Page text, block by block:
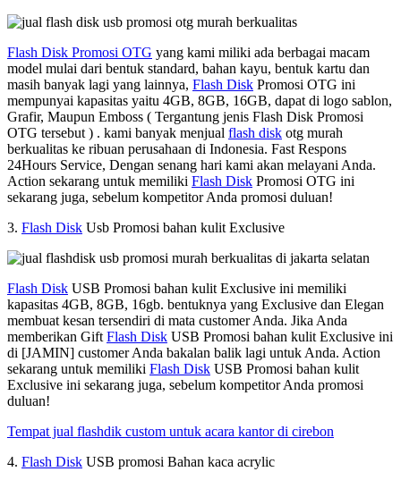
Flash Disk Promosi OTG yang kami miliki ada berbagai macam
model mulai dari bentuk standard, bahan kayu, bentuk kartu dan
masih banyak lagi yang lainnya, Flash Disk Promosi OTG ini
mempunyai kapasitas yaitu 4GB, 8GB, 16GB, dapat di logo sablon,
Grafir, Maupun Emboss ( Tergantung jenis Flash Disk Promosi
OTG tersebut ) . kami banyak menjual flash disk otg murah
berkualitas ke ribuan perusahaan di Indonesia. Fast Respons
24Hours Service, Dengan senang hari kami akan melayani Anda.
Action sekarang untuk memiliki Flash Disk Promosi OTG ini
sekarang juga, sebelum kompetitor Anda promosi duluan!
3. Flash Disk Usb Promosi bahan kulit Exclusive
Flash Disk USB Promosi bahan kulit Exclusive ini memiliki
kapasitas 4GB, 8GB, 16gb. bentuknya yang Exclusive dan Elegan
membuat kesan tersendiri di mata customer Anda. Jika Anda
memberikan Gift Flash Disk USB Promosi bahan kulit Exclusive ini
di [JAMIN] customer Anda bakalan balik lagi untuk Anda. Action
sekarang untuk memiliki Flash Disk USB Promosi bahan kulit
Exclusive ini sekarang juga, sebelum kompetitor Anda promosi
duluan!
Tempat jual flashdik custom untuk acara kantor di cirebon
4. Flash Disk USB promosi Bahan kaca acrylic